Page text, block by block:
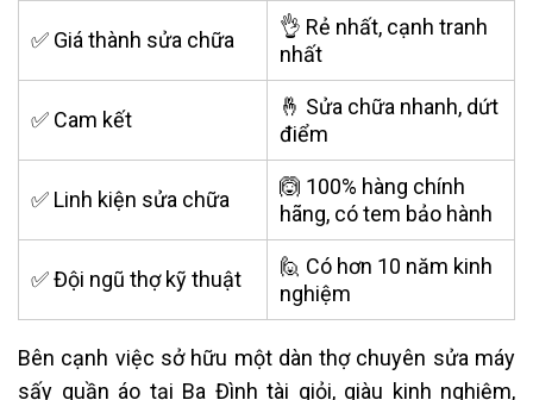
✅ Giá thành sửa chữa
👌 Rẻ nhất, cạnh tranh
nhất
✅ Cam kết
🤞 Sửa chữa nhanh, dứt
điểm
✅ Linh kiện sửa chữa
🙆 100% hàng chính
hãng, có tem bảo hành
✅ Đội ngũ thợ kỹ thuật
🙋 Có hơn 10 năm kinh
nghiệm
Bên cạnh việc sở hữu một dàn thợ chuyên sửa máy
sấy quần áo tại Ba Đình tài giỏi, giàu kinh nghiệm,